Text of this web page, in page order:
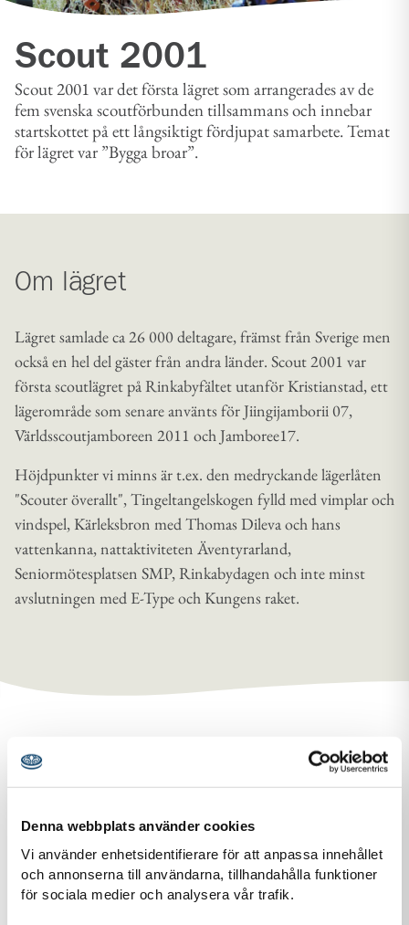
Denna webbplats använder cookies
Vi använder enhetsidentifierare för att anpassa innehållet
och annonserna till användarna, tillhandahålla funktioner
för sociala medier och analysera vår trafik.
Scout 2001
Scout 2001 var det första lägret som arrangerades av de
fem svenska scoutförbunden tillsammans och innebar
startskottet på ett långsiktigt fördjupat samarbete. Temat
för lägret var ”Bygga broar”.
Om lägret
Lägret samlade ca 26 000 deltagare, främst från Sverige men
också en hel del gäster från andra länder. Scout 2001 var
första scoutlägret på Rinkabyfältet utanför Kristianstad, ett
lägerområde som senare använts för Jiingijamborii 07,
Världsscoutjamboreen 2011 och Jamboree17.
Höjdpunkter vi minns är t.ex. den medryckande lägerlåten
"Scouter överallt", Tingeltangelskogen fylld med vimplar och
vindspel, Kärleksbron med Thomas Dileva och hans
vattenkanna, nattaktiviteten Äventyrarland,
Seniormötesplatsen SMP, Rinkabydagen och inte minst
avslutningen med E-Type och Kungens raket.